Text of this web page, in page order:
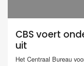
CBS voert
uit
Het Centraal Bureau